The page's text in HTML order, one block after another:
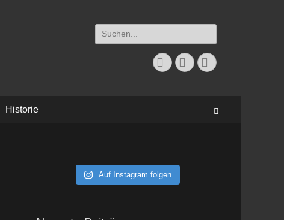
Suchen
nach:
Facebook
TwitterInstagram
Historie
Auf Instagram folgen